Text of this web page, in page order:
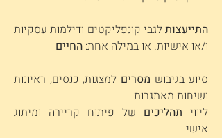
התייעצותלגבי קונפליקטים ודילמות עסקיות
ו/או אישיות. או במילה אחת: החיים
סיוע בגיבוש מסרים למצגות, כנסים, ראיונות
ושיחות מאתגרות
ליווי תהליכים של פיתוח קריירה ומיתוג
אישי